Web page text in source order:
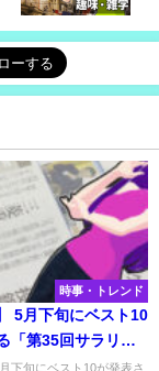
時事・トレンド
5月下旬にベスト10
「第35回サラリー
投票１位になる作
下旬にベスト10が発表さ